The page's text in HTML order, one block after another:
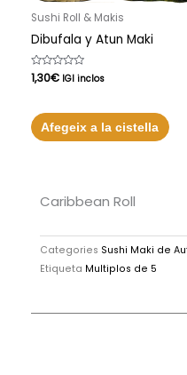
Sushi Roll & Makis
Dibufala y Atun Maki
Puntuat
amb
5
1,30€ IGI inclos
Afegeix a la cistella
Caribbean Roll
Categories Sushi Maki de
Etiqueta Multiplos de 5